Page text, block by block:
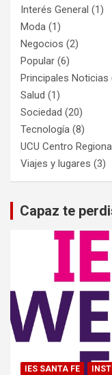
Interés General (1)
Moda (1)
Negocios (2)
Popular (6)
Principales Noticias
Salud (1)
Sociedad (20)
Tecnología (8)
UCU Centro
Viajes y lugares (3)
Capaz te
IES SANTA FE